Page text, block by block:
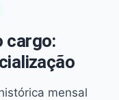
cargo:
mensal